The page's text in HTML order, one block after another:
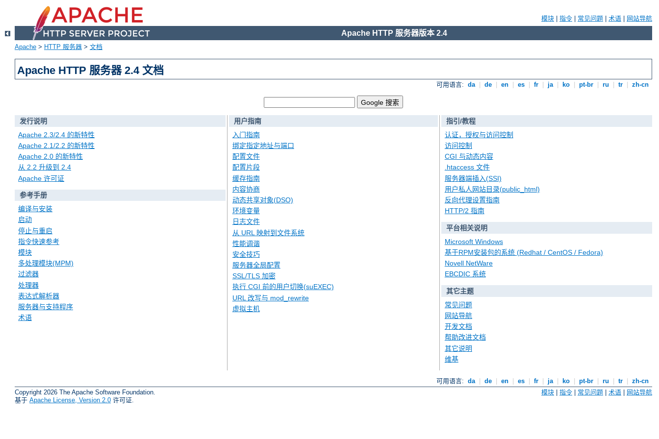
模块 指令 常见问题 术语 网站导航
Apache HTTP 服务器版本 2.4
Apache > HTTP 服务器 > 文档
Apache HTTP 服务器 2.4 文档
可用语言: da de en es fr ja ko pt-br ru tr zh-cn
发行说明
Apache 2.3/2.4 的新特性
Apache 2.1/2.2 的新特性
Apache 2.0 的新特性
从 2.2 升级到 2.4
Apache 许可证
参考手册
编译与安装
启动
停止与重启
指令快速参考
模块
多处理模块(MPM)
过滤器
处理器
表达式解析器
服务器与支持程序
术语
用户指南
入门指南
绑定指定地址与端口
配置文件
配置片段
缓存指南
内容协商
动态共享对象(DSO)
环境变量
日志文件
从 URL 映射到文件系统
性能调谐
安全技巧
服务器全局配置
SSL/TLS 加密
执行 CGI 前的用户切换(suEXEC)
URL 改写与 mod_rewrite
虚拟主机
指引/教程
认证，授权与访问控制
访问控制
CGI 与动态内容
.htaccess 文件
服务器端插入(SSI)
用户私人网站目录(public_html)
反向代理设置指南
HTTP/2 指南
平台相关说明
Microsoft Windows
基于RPM安装包的系统 (Redhat / CentOS / Fedora)
Novell NetWare
EBCDIC 系统
其它主题
常见问题
网站导航
开发文档
帮助改进文档
其它说明
维基
可用语言: da de en es fr ja ko pt-br ru tr
zh-cn
Copyright 2026 The Apache Software Foundation.
基于 Apache License, Version 2.0 许可证.
模块 | 指令 | 常见问题 | 术语 | 网站导航